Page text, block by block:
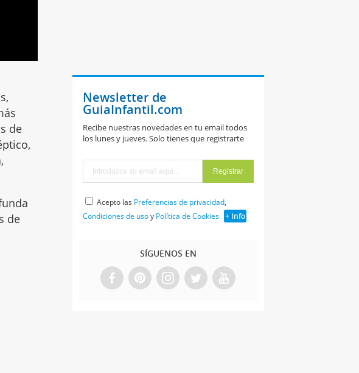
de
de
Newsletter de
GuiaInfantil.com
Recibe nuestras novedades en tu email todos
los lunes y jueves. Solo tienes que registrarte
Acepto las Preferencias de privacidad,
Condiciones de usoy Política de Cookies + Info
SÍGUENOS EN